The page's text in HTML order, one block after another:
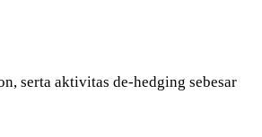
serta aktivitas de-hedging sebesar